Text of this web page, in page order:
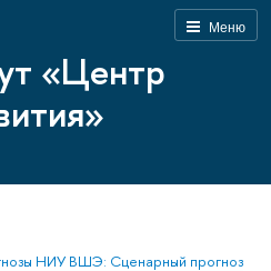
Меню
«Центр
НИУ ВШЭ: Сценарный прогноз